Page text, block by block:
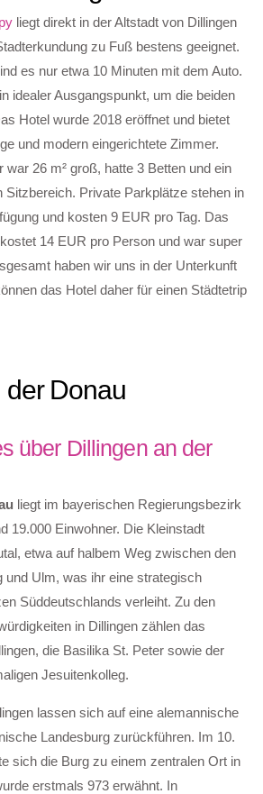
liegt direkt in der Altstadt von Dillingen
zu Fuß bestens geeignet.
es nur etwa 10 Minuten mit dem Auto.
idealer Ausgangspunkt, um die beiden
Hotel wurde 2018 eröffnet und bietet
und modern eingerichtete Zimmer.
26 m² groß, hatte 3 Betten und ein
Sitzbereich. Private Parkplätze stehen in
und kosten 9 EUR pro Tag. Das
14 EUR pro Person und war super
haben wir uns in der Unterkunft
das Hotel daher für einen Städtetrip
der Donau
über Dillingen an der
liegt im bayerischen Regierungsbezirk
19.000 Einwohner. Die Kleinstadt
etwa auf halbem Weg zwischen den
und Ulm, was ihr eine strategisch
Süddeutschlands verleiht. Zu den
in Dillingen zählen das
die Basilika St. Peter sowie der
Jesuitenkolleg.
lassen sich auf eine alemannische
Landesburg zurückführen. Im 10.
sich die Burg zu einem zentralen Ort in
erstmals 973 erwähnt. In